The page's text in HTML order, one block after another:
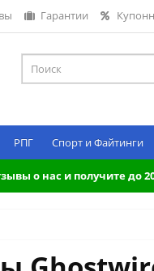
Гарантии
РПГ Спорт и Файтинги
о нас и получите до